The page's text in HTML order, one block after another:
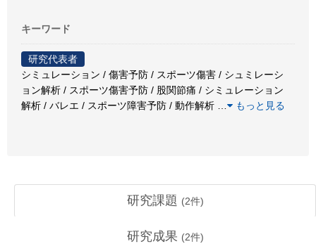
キーワード
研究代表者
シミュレーション / 傷害予防 / スポーツ傷害 / シュミレーシ
ョン解析 / スポーツ傷害予防 / 股関節痛 / シミュレーション
解析 / バレエ / スポーツ障害予防 / 動作解析
もっと見る
研究課題 (2件)
研究成果 (2件)